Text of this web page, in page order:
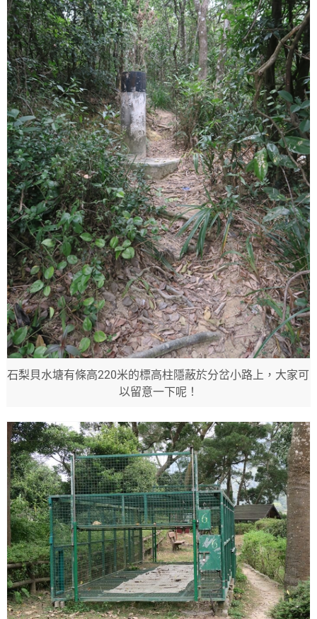
石梨貝水塘有條高220米的標高柱隱蔽於分岔小路上，大家可
以留意一下呢！